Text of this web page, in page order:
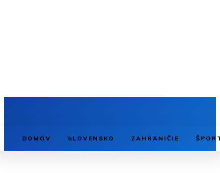
DOMOV SLOVENSKO ZAHRANIČIE